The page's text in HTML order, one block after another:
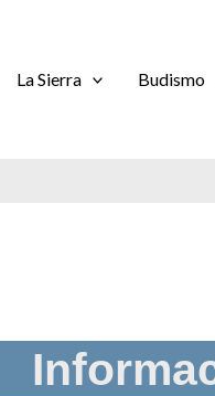
La Sierra Budismo